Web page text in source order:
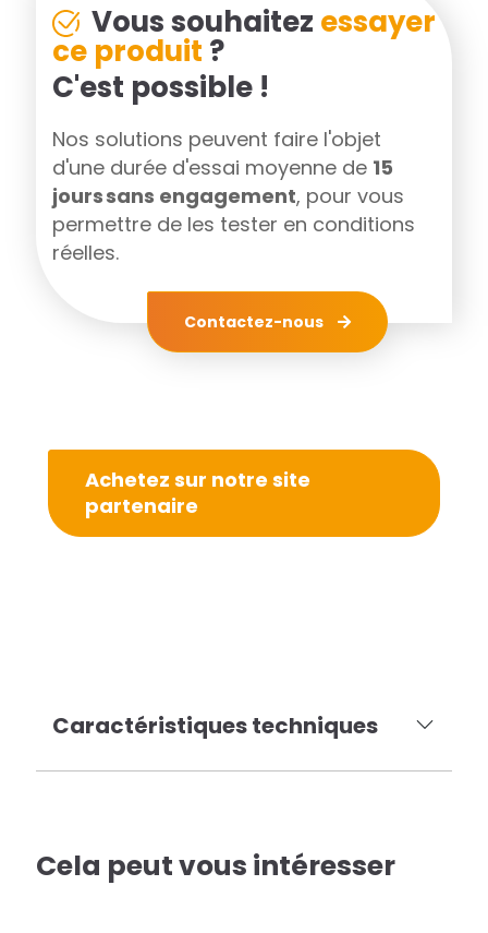
Achetez sur notre site
partenaire
Vous souhaitez essayer
ce produit ?
C'est possible !
Nos solutions peuvent faire l'objet
d'une durée d'essai moyenne de 15
jours sans engagement, pour vous
permettre de les tester en conditions
réelles.
Contactez-nous
Caractéristiques techniques
Cela peut vous intéresser